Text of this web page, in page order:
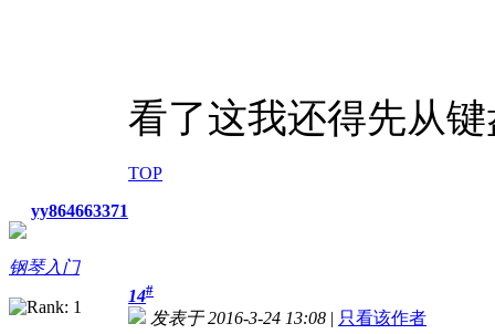
看了这我还得先从
TOP
yy864663371
钢琴入门
14#
发表于 2016-3-24 13:08 | 只看该作者